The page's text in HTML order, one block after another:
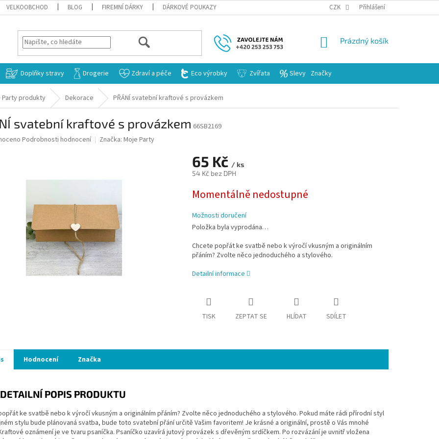
VELKOOBCHOD BLOG FIREMNÍ DÁRKY DÁRKOVÉ POUKAZY CZK Přihlášení
HLEDAT
NÁKUPNÍ
Prázdný košík
Doplňky stravy Drogerie Zdraví a péče Eco výrobky Zvířata Slevy Značky
Party produkty Dekorace PŘÁNÍ svatební kraftové s provázkem
svatební kraftové s provázkem 66SB2169
Podrobnosti hodnocení Značka: Moje Party
65 Kč / ks
54 Kč bez DPH
cena:
Momentálně nedostupné
Možnosti doručení
Položka byla vyprodána…
Chcete popřát ke svatbě nebo k výročí vkusným a originálním
přáním? Zvolte něco jednoduchého a stylového.
Detailní informace
TISK ZEPTAT SE HLÍDAT SDÍLET
Hodnocení Značka
DETAILNÍ POPIS PRODUKTU
ke svatbě nebo k výročí vkusným a originálním přáním? Zvolte něco jednoduchého a stylového. Pokud máte rádi přírodní styl
stylu bude plánovaná svatba, bude toto svatební přání určitě Vašim favoritem! Je krásné a originální, prostě o Vás mnohé
oznámení je ve tvaru psaníčka. Psaníčko uzavírá jutový provázek s dřevěným srdíčkem. Po rozvázání je uvnitř vložena